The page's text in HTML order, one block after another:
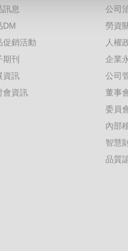
訊息
DM
促銷活動
期刊
資訊
會資訊
公司
勞資
人權
企業
公司
董事
委員
內部
智慧
品質